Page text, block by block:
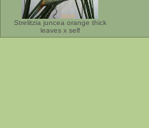
Strelitzia juncea orange thick
leaves x self